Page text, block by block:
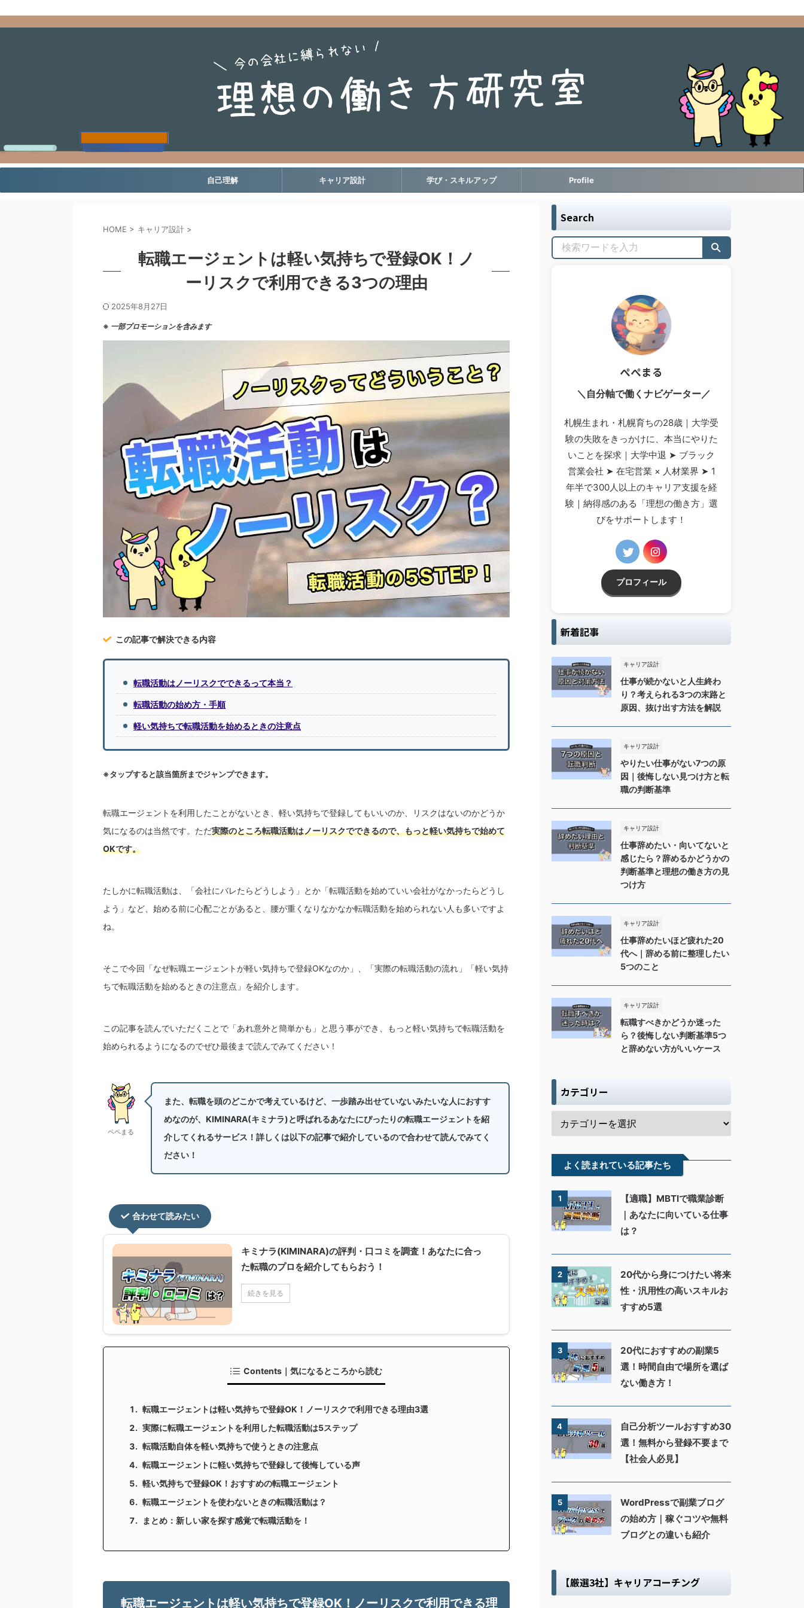
自己理解 キャリア設計 学び・スキルアップ Profile
HOME > キャリア設計 >
転職エージェントは軽い気持ちで登録OK！ノ
ーリスクで利用できる3つの理由
2025年8月27日
※ 一部プロモーションを含みます
この記事で解決できる内容
転職活動はノーリスクでできるって本当？
転職活動の始め方・手順
軽い気持ちで転職活動を始めるときの注意点
※タップすると該当箇所までジャンプできます。
転職エージェントを利用したことがないとき、軽い気持ちで登録してもいいのか、リスクはないのかどうか
気になるのは当然です。ただ実際のところ転職活動はノーリスクでできるので、もっと軽い気持ちで始めて
OKです。
たしかに転職活動は、「会社にバレたらどうしよう」とか「転職活動を始めていい会社がなかったらどうし
よう」など、始める前に心配ごとがあると、腰が重くなりなかなか転職活動を始められない人も多いですよ
ね。
そこで今回「なぜ転職エージェントが軽い気持ちで登録OKなのか」、「実際の転職活動の流れ」「軽い気持
ちで転職活動を始めるときの注意点」を紹介します。
この記事を読んでいただくことで「あれ意外と簡単かも」と思う事ができ、もっと軽い気持ちで転職活動を
始められるようになるのでぜひ最後まで読んでみてください！
ペペまる
また、転職を頭のどこかで考えているけど、一歩踏み出せていないみたいな人におすす
めなのが、KIMINARA(キミナラ)と呼ばれるあなたにぴったりの転職エージェントを紹
介してくれるサービス！詳しくは以下の記事で紹介しているので合わせて読んでみてく
ださい！
合わせて読みたい
キミナラ(KIMINARA)の評判・口コミを調査！あなたに合っ
た転職のプロを紹介してもらおう！
続きを見る
Contents｜気になるところから読む
転職エージェントは軽い気持ちで登録OK！ノーリスクで利用できる理由3選
実際に転職エージェントを利用した転職活動は5ステップ
転職活動自体を軽い気持ちで使うときの注意点
転職エージェントに軽い気持ちで登録して後悔している声
軽い気持ちで登録OK！おすすめの転職エージェント
転職エージェントを使わないときの転職活動は？
まとめ：新しい家を探す感覚で転職活動を！
転職エージェントは軽い気持ちで登録OK！ノーリスクで利用できる理
Search
ぺぺまる
＼自分軸で働くナビゲーター／
札幌生まれ・札幌育ちの28歳｜大学受
験の失敗をきっかけに、本当にやりた
いことを探求｜大学中退 ➤ ブラック
営業会社 ➤ 在宅営業 × 人材業界 ➤ 1
年半で300人以上のキャリア支援を経
験｜納得感のある「理想の働き方」選
びをサポートします！
プロフィール
新着記事
キャリア設計
仕事が続かないと人生終わ
り？考えられる3つの末路と
原因、抜け出す方法を解説
キャリア設計
やりたい仕事がない7つの原
因｜後悔しない見つけ方と転
職の判断基準
キャリア設計
仕事辞めたい・向いてないと
感じたら？辞めるかどうかの
判断基準と理想の働き方の見
つけ方
キャリア設計
仕事辞めたいほど疲れた20
代へ｜辞める前に整理したい
5つのこと
キャリア設計
転職すべきかどうか迷った
ら？後悔しない判断基準5つ
と辞めない方がいいケース
カテゴリー
よく読まれている記事たち
1
【適職】MBTIで職業診断
｜あなたに向いている仕事
は？
2
20代から身につけたい将来
性・汎用性の高いスキルお
すすめ5選
3
20代におすすめの副業5
選！時間自由で場所を選ば
ない働き方！
4
自己分析ツールおすすめ30
選！無料から登録不要まで
【社会人必見】
5
WordPressで副業ブログ
の始め方｜稼ぐコツや無料
ブログとの違いも紹介
【厳選3社】キャリアコーチング